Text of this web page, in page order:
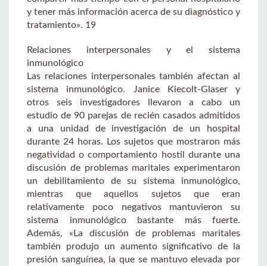
y tener más información acerca de su diagnóstico y
tratamiento». 19
Relaciones interpersonales y el sistema
inmunológico
Las relaciones interpersonales también afectan al
sistema inmunológico. Janice Kiecolt-Glaser y
otros seis investigadores llevaron a cabo un
estudio de 90 parejas de recién casados admitidos
a una unidad de investigación de un hospital
durante 24 horas. Los sujetos que mostraron más
negatividad o comportamiento hostil durante una
discusión de problemas maritales experimentaron
un debilitamiento de su sistema inmunológico,
mientras que aquellos sujetos que eran
relativamente poco negativos mantuvieron su
sistema inmunológico bastante más fuerte.
Además, «La discusión de problemas maritales
también produjo un aumento significativo de la
presión sanguínea, la que se mantuvo elevada por